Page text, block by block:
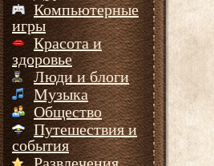
Компьютерные
игры
Красота и
здоровье
Люди и блоги
Музыка
Общество
Путешествия и
события